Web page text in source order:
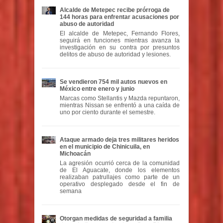
Alcalde de Metepec recibe prórroga de
144 horas para enfrentar acusaciones por
abuso de autoridad
El alcalde de Metepec, Fernando Flores,
seguirá en funciones mientras avanza la
investigación en su contra por presuntos
delitos de abuso de autoridad y lesiones.
Se vendieron 754 mil autos nuevos en
México entre enero y junio
Marcas como Stellantis y Mazda repuntaron,
mientras Nissan se enfrentó a una caída de
uno por ciento durante el semestre.
Ataque armado deja tres militares heridos
en el municipio de Chinicuila, en
Michoacán
La agresión ocurrió cerca de la comunidad
de El Aguacate, donde los elementos
realizaban patrullajes como parte de un
operativo desplegado desde el fin de
semana
Otorgan medidas de seguridad a familia